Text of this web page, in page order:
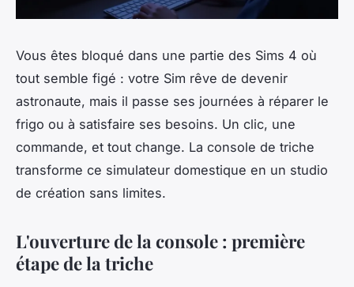
Vous êtes bloqué dans une partie des Sims 4 où
tout semble figé : votre Sim rêve de devenir
astronaute, mais il passe ses journées à réparer le
frigo ou à satisfaire ses besoins. Un clic, une
commande, et tout change. La console de triche
transforme ce simulateur domestique en un studio
de création sans limites.
L'ouverture de la console : première
étape de la triche